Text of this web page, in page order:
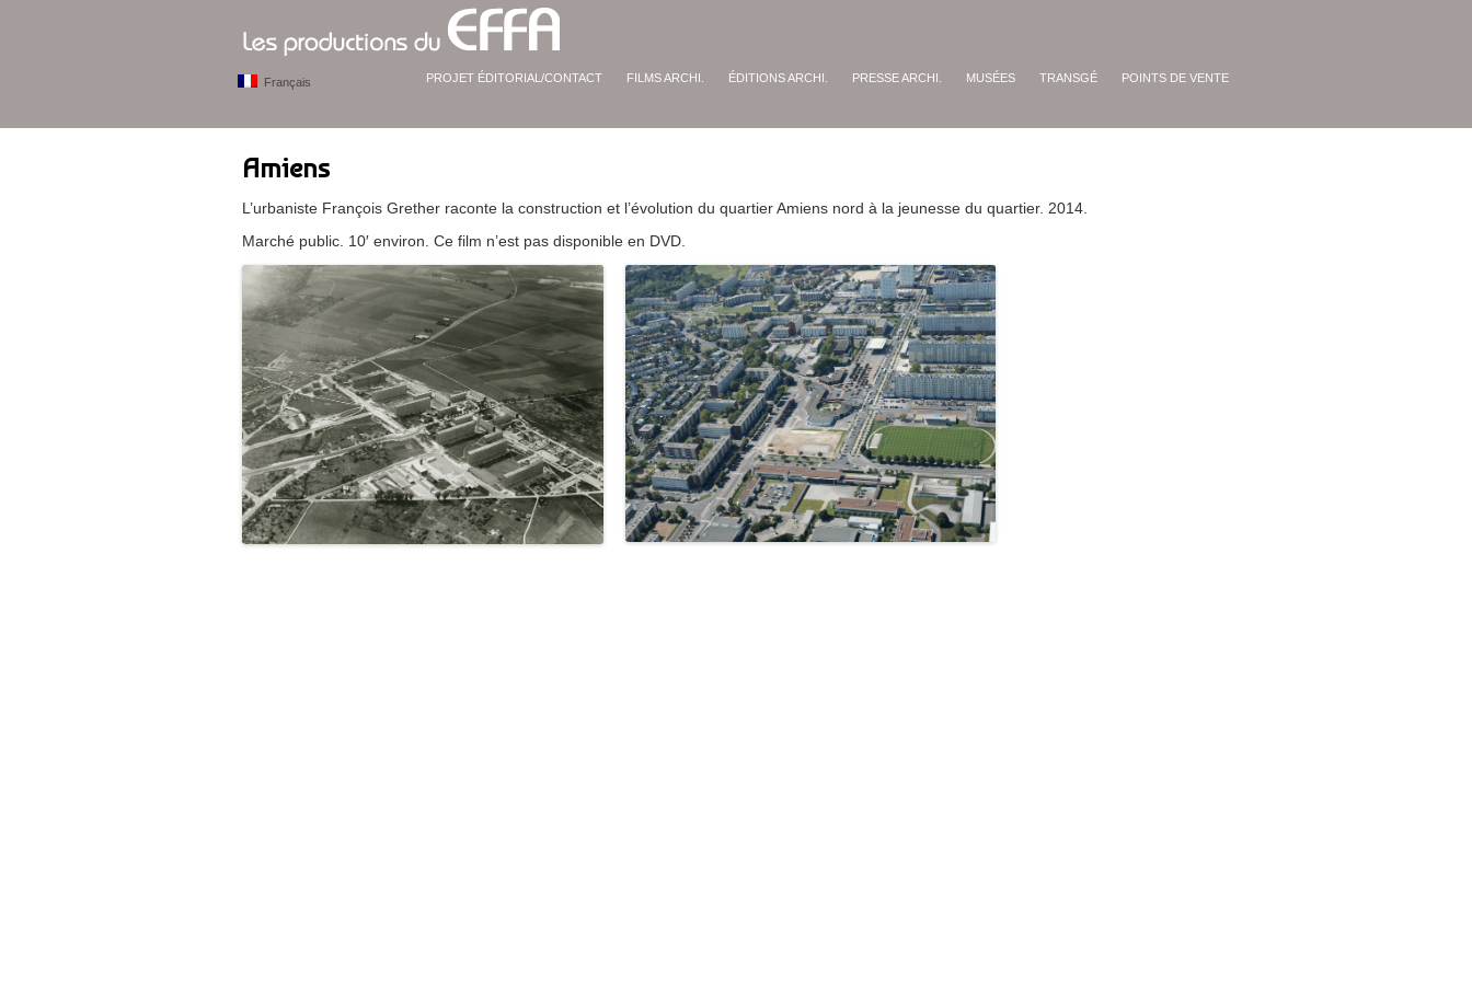
PROJET ÉDITORIAL/CONTACT FILMS ARCHI. ÉDITIONS ARCHI. PRESSE ARCHI. MUSÉES TRANSGÉ POINTS DE VENTE
Français
Amiens
L’urbaniste François Grether raconte la construction et l’évolution du quartier Amiens nord à la jeunesse du quartier. 2014.
Marché public. 10′ environ. Ce film n’est pas disponible en DVD.